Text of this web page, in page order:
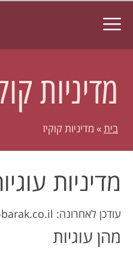
מדיניות
בית» מדיניות קוקיז
מדיניות
עודכן לאחרונה: https://dr-barak.co.il/
מהן עוגיות